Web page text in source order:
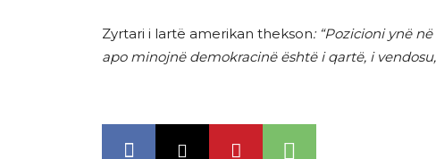
Zyrtari i lartë amerikan thekson: “Pozicioni ynë
apo minojnë demokracinë është i qartë, i